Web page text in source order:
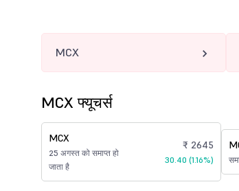
MCX
MCX फ्यूचर्स
MCX
25 अगस्त को समाप्त हो
जाता है
₹ 2645
30.40 (1.16%)